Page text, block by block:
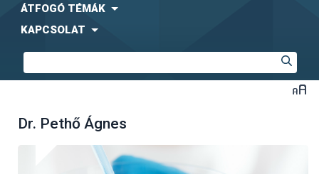
ÁTFOGÓ TÉMÁK
KAPCSOLAT
Dr. Pethő Ágnes